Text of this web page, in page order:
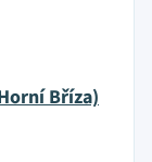
Bříza)